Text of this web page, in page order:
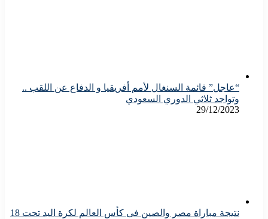
“عاجل” قائمة السنغال لأمم أفريقيا و الدفاع عن اللقب ..
وتواجد ثلاثي الدوري السعودي
29/12/2023
نتيجة مباراة مصر والصين فى كأس العالم لكرة اليد تحت 18